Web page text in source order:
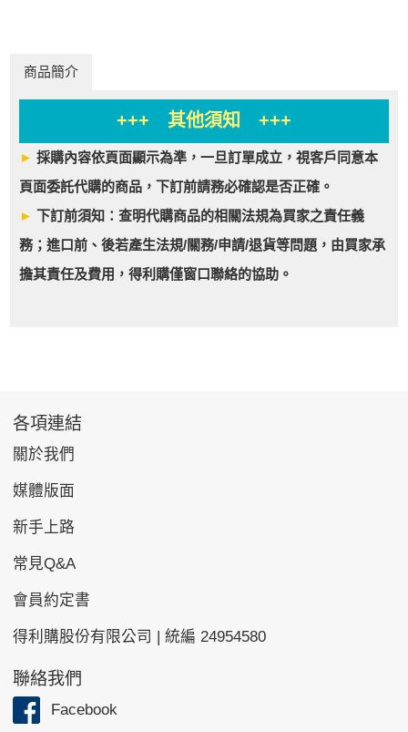
商品簡介
+++ 其他須知 +++
►採購內容依頁面顯示為準，一旦訂單成立，視客戶同意本
頁面委託代購的商品，下訂前請務必確認是否正確。
►下訂前須知：查明代購商品的相關法規為買家之責任義
務；進口前、後若產生法規/關務/申請/退貨等問題，由買家承
擔其責任及費用，得利購僅窗口聯絡的協助。
各項連結
關於我們
媒體版面
新手上路
常見Q&A
會員約定書
得利購股份有限公司 | 統編 24954580
聯絡我們
Facebook